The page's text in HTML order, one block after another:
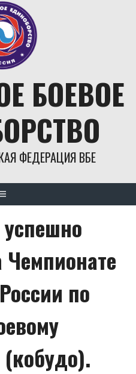
БОЕВОЕ
ФЕДЕРАЦИЯ ВБЕ
по